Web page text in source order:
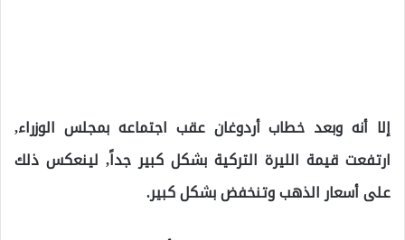
إلا أنه وبعد خطاب أردوغان عقب اجتماعه بمجلس الوزراء,
ارتفعت قيمة الليرة التركية بشكل كبير جداً, لينعكس ذلك
على أسعار الذهب وتنخفض بشكل كبير.